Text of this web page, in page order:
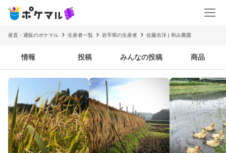
産直・通販のポケマル 生産者一覧 岩手県の生産者 佐藤吉洋 | 和み農園
情報 投稿 みんなの投稿 商品